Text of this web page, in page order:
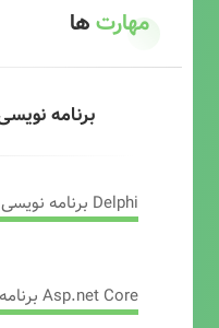
مهارتها
برنامه
Delphi برنامه نویسی تحت ویندوز
Asp.net Core برنامه نویسی تحت وب بک اند